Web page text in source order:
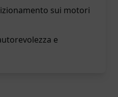
sui motori
e